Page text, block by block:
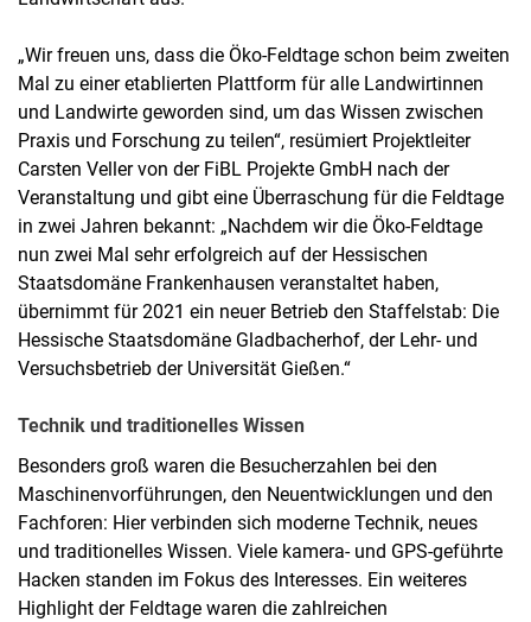
„Wir freuen uns, dass die Öko-Feldtage schon beim zweiten
Mal zu einer etablierten Plattform für alle Landwirtinnen
und Landwirte geworden sind, um das Wissen zwischen
Praxis und Forschung zu teilen“, resümiert Projektleiter
Carsten Veller von der FiBL Projekte GmbH nach der
Veranstaltung und gibt eine Überraschung für die Feldtage
in zwei Jahren bekannt: „Nachdem wir die Öko-Feldtage
nun zwei Mal sehr erfolgreich auf der Hessischen
Staatsdomäne Frankenhausen veranstaltet haben,
übernimmt für 2021 ein neuer Betrieb den Staffelstab: Die
Hessische Staatsdomäne Gladbacherhof, der Lehr- und
Versuchsbetrieb der Universität Gießen.“
Technik und traditionelles Wissen
Besonders groß waren die Besucherzahlen bei den
Maschinenvorführungen, den Neuentwicklungen und den
Fachforen: Hier verbinden sich moderne Technik, neues
und traditionelles Wissen. Viele kamera- und GPS-geführte
Hacken standen im Fokus des Interesses. Ein weiteres
Highlight der Feldtage waren die zahlreichen